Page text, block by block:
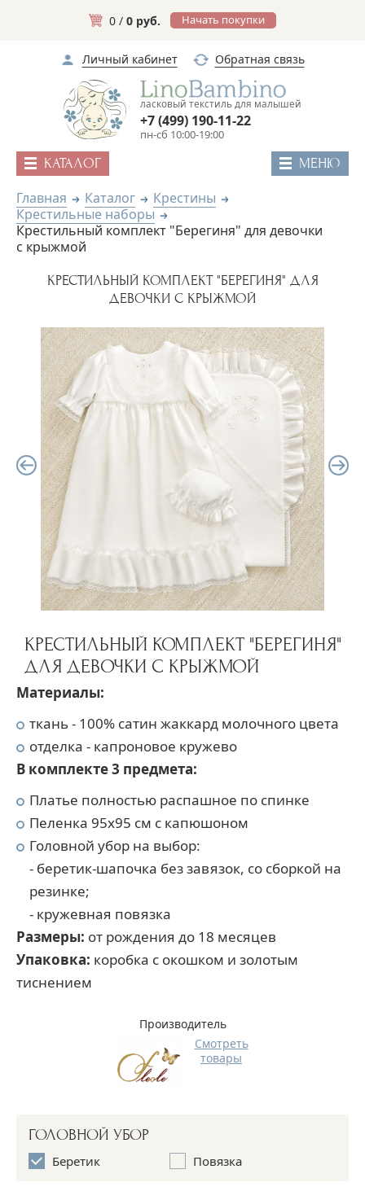
0 / 0 руб. Начать покупки
Личный кабинет Обратная связь
ласковый текстиль для малышей
пн-сб 10:00-19:00
+7 (499) 190-11-22
КАТАЛОГ МЕНЮ
Главная Каталог
Крестины
Крестильные наборы
Крестильный комплект "Берегиня" для девочки
с крыжмой
КРЕСТИЛЬНЫЙ КОМПЛЕКТ "БЕРЕГИНЯ" ДЛЯ
ДЕВОЧКИ С КРЫЖМОЙ
КРЕСТИЛЬНЫЙ КОМПЛЕКТ "БЕРЕГИНЯ"
ДЛЯ ДЕВОЧКИ С КРЫЖМОЙ
Материалы:
ткань - 100% сатин жаккард молочного цвета
отделка - капроновое кружево
В комплекте 3 предмета:
Платье полностью распашное по спинке
Пеленка 95х95 см с капюшоном
Головной убор на выбор:
- беретик-шапочка без завязок, со сборкой на
резинке;
- кружевная повязка
Размеры: от рождения до 18 месяцев
Упаковка: коробка с окошком и золотым
тиснением
Производитель
Смотреть
товары
ГОЛОВНОЙ УБОР
Беретик Повязка